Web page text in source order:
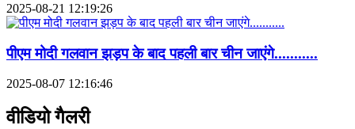
2025-08-21 12:19:26
पीएम मोदी गलवान झड़प के बाद पहली बार चीन जाएंगे...........
2025-08-07 12:16:46
वीडियो गैलरी